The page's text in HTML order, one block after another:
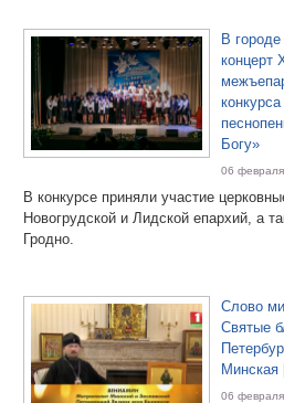
В
концерт
Богу»
06
В конкурсе приняли участие
Новогрудской и Лидской епархий, а
Гродно.
Слово
Святые
06